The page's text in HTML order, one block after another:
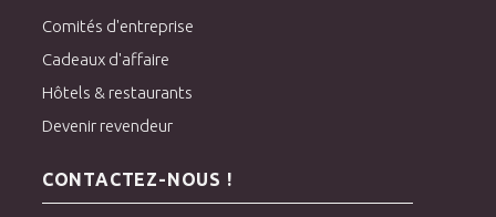
Comités d'entreprise
Cadeaux d'affaire
Hôtels & restaurants
Devenir revendeur
CONTACTEZ-NOUS !